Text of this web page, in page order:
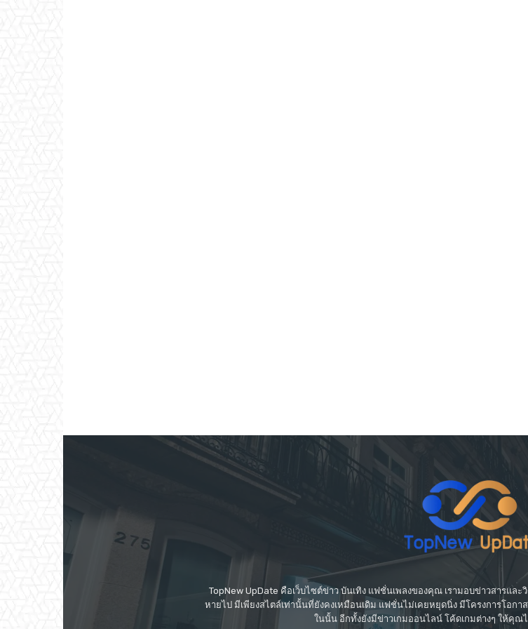
TopNew UpDate คือเว็บไซต์ข่าว บันเทิง แฟชั่นเพลงของคุณ เรามอบข่าวสารแล
หายไป มีเพียงสไตล์เท่านั้นที่ยังคงเหมือนเดิม แฟชั่นไม่เคยหยุดนิ่ง มีโครงการโอก
ในนั้น อีกทั้งยังมีข่าวเกมออนไลน์ โค้ดเกมต่างๆ ให้คุ